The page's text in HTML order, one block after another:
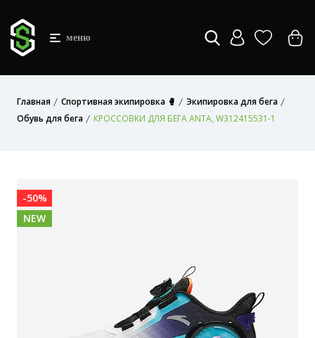
меню
Главная Спортивная экипировка 🥊
Экипировка для бега
Обувь для бега
КРОССОВКИ ДЛЯ БЕГА ANTA, W312415531-1
-50%
NEW